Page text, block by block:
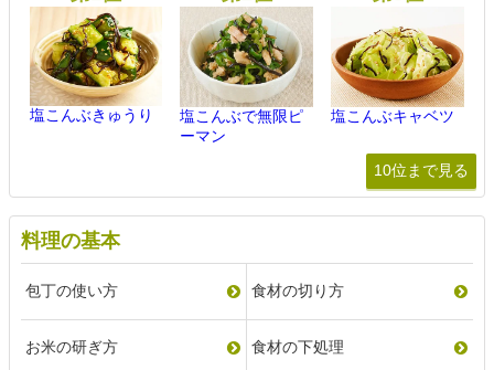
塩こんぶきゅうり
塩こんぶで無限ピ
ーマン
塩こんぶキャベツ
10位まで見る
料理の基本
包丁の使い方 食材の切り方
お米の研ぎ方 食材の下処理